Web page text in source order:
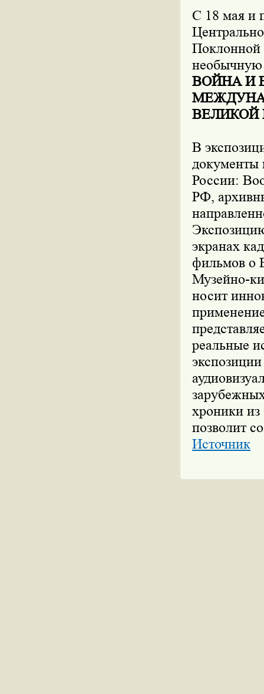
С 18 мая и
Поклонной
ВОЙНА И
ВЕЛИКОЙ
В
документы
России:
РФ,
экранах
фильмов о
Музейно-
носит
реальные
хроники
позволит
Источник